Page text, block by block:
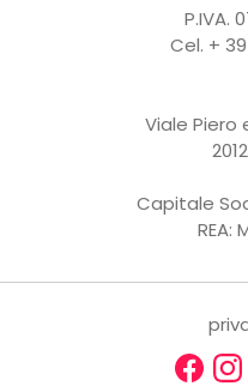
P.IVA.
Cel. +
Viale Piero
Capitale
REA: